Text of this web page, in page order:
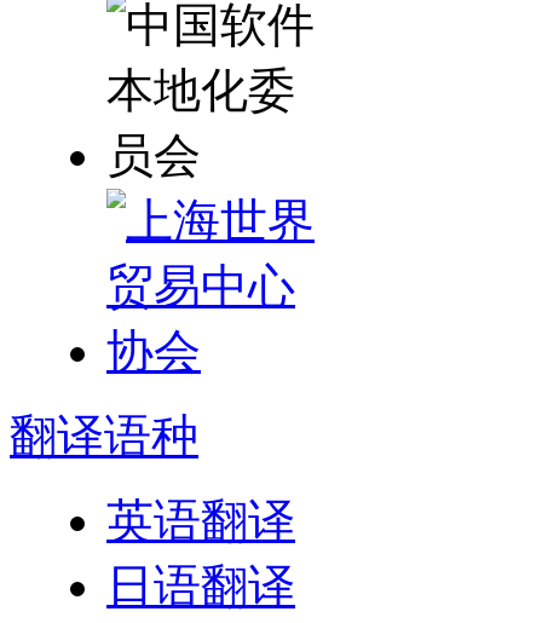
翻译语种
英语翻译
日语翻译